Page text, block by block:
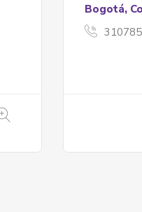
3165109285